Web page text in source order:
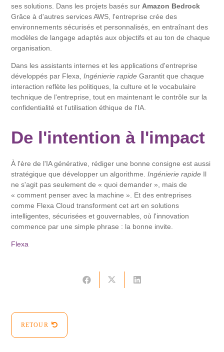
ses solutions. Dans les projets basés sur Amazon Bedrock
Grâce à d'autres services AWS, l'entreprise crée des
environnements sécurisés et personnalisés, en entraînant des
modèles de langage adaptés aux objectifs et au ton de chaque
organisation.
Dans les assistants internes et les applications d'entreprise
développés par Flexa,Ingénierie rapide Garantit que chaque
interaction reflète les politiques, la culture et le vocabulaire
technique de l'entreprise, tout en maintenant le contrôle sur la
confidentialité et l'utilisation éthique de l'IA.
De l'intention à l'impact
À l'ère de l'IA générative, rédiger une bonne consigne est aussi
stratégique que développer un algorithme.Ingénierie rapide Il
ne s'agit pas seulement de « quoi demander », mais de
« comment penser avec la machine ». Et des entreprises
comme Flexa Cloud transforment cet art en solutions
intelligentes, sécurisées et gouvernables, où l'innovation
commence par une simple phrase : la bonne invite.
Flexa
RETOUR